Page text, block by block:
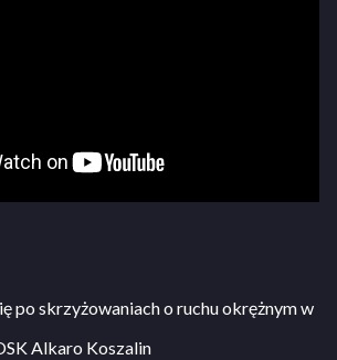
po skrzyżowaniach o ruchu okrężnym w
Alkaro Koszalin